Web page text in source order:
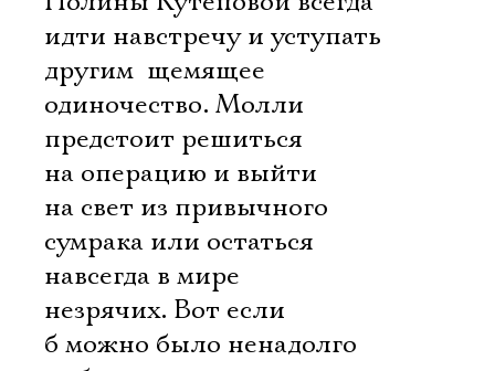
идти навстречу и уступать
другим  щемящее
одиночество. Молли
предстоит решиться
на операцию и выйти
на свет из привычного
сумрака или остаться
навсегда в мире
незрячих. Вот если
б можно было ненадолго